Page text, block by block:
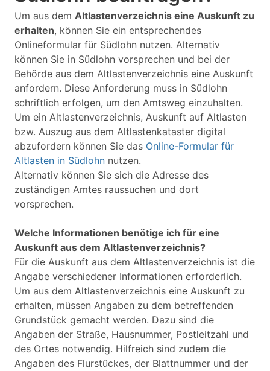
Um aus dem Altlastenverzeichnis eine Auskunft zu
erhalten, können Sie ein entsprechendes
Onlineformular für Südlohn nutzen. Alternativ
können Sie in Südlohn vorsprechen und bei der
Behörde aus dem Altlastenverzeichnis eine Auskunft
anfordern. Diese Anforderung muss in Südlohn
schriftlich erfolgen, um den Amtsweg einzuhalten.
Um ein Altlastenverzeichnis, Auskunft auf Altlasten
bzw. Auszug aus dem Altlastenkataster digital
abzufordern können Sie das Online-Formular für
Altlasten in Südlohn nutzen.
Alternativ können Sie sich die Adresse des
zuständigen Amtes raussuchen und dort
vorsprechen.
Welche Informationen benötige ich für eine
Auskunft aus dem Altlastenverzeichnis?
Für die Auskunft aus dem Altlastenverzeichnis ist die
Angabe verschiedener Informationen erforderlich.
Um aus dem Altlastenverzeichnis eine Auskunft zu
erhalten, müssen Angaben zu dem betreffenden
Grundstück gemacht werden. Dazu sind die
Angaben der Straße, Hausnummer, Postleitzahl und
des Ortes notwendig. Hilfreich sind zudem die
Angaben des Flurstückes, der Blattnummer und der